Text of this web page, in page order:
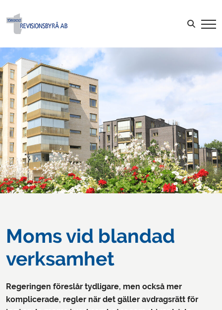
LOGGA IN Sök efter:
Moms vid blandad
verksamhet
Regeringen föreslår tydligare, men också mer
komplicerade, regler när det gäller avdragsrätt för